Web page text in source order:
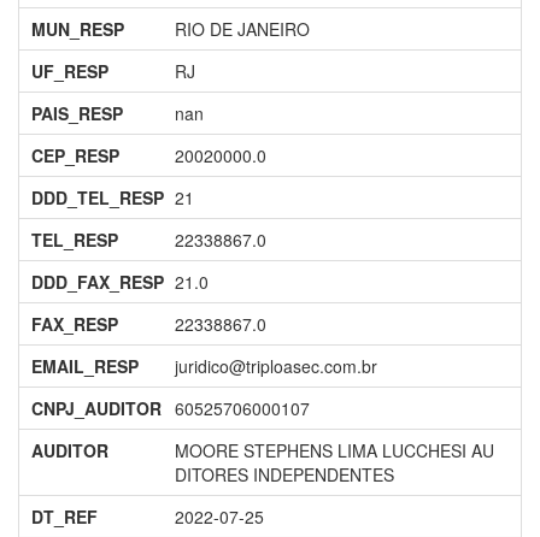
MUN_RESP
RIO DE JANEIRO
UF_RESP
RJ
PAIS_RESP
nan
CEP_RESP
20020000.0
DDD_TEL_RESP 21
TEL_RESP
22338867.0
DDD_FAX_RESP 21.0
FAX_RESP
22338867.0
EMAIL_RESP
juridico@triploasec.com.br
CNPJ_AUDITOR 60525706000107
AUDITOR
MOORE STEPHENS LIMA LUCCHESI AU
DITORES INDEPENDENTES
DT_REF
2022-07-25